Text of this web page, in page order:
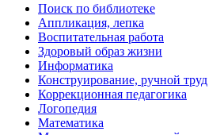
Поиск по библиотеке
Аппликация, лепка
Воспитательная работа
Здоровый образ жизни
Информатика
Конструирование, ручной труд
Коррекционная педагогика
Логопедия
Математика